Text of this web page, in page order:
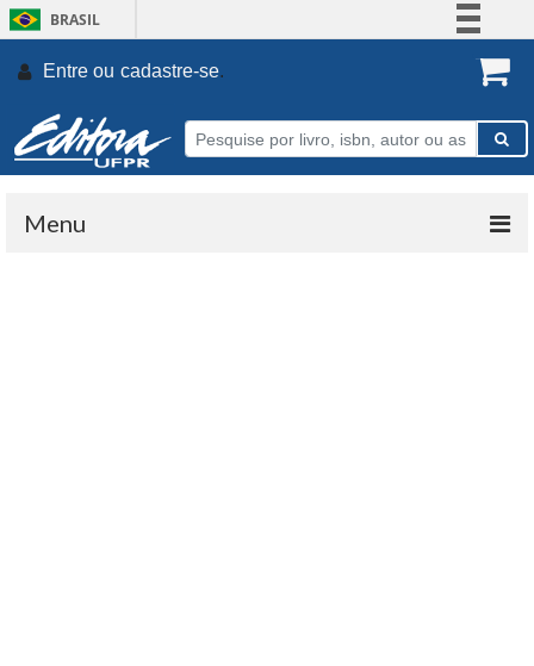
BRASIL
Participe
Entre ou cadastre-se.
Menu